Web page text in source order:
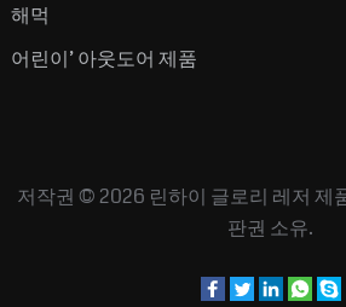
해먹
어린이’ 아웃도어 제품
저작권 © 2026 린하이 글로리 레저 제
판권 소유.